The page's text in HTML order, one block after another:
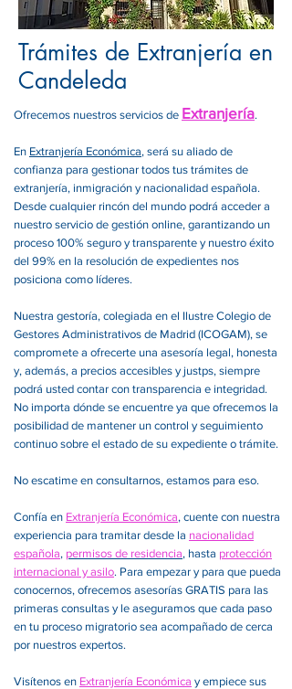
Trámites de Extranjería en
Candeleda
Ofrecemos nuestros servicios de Extranjería.
En Extranjería Económica, será su aliado de
confianza para gestionar todos tus trámites de
extranjería, inmigración y nacionalidad española.
Desde cualquier rincón del mundo podrá acceder a
nuestro servicio de gestión online, garantizando un
proceso 100% seguro y transparente y nuestro éxito
del 99% en la resolución de expedientes nos
posiciona como líderes.
Nuestra gestoría, colegiada en el Ilustre Colegio de
Gestores Administrativos de Madrid (ICOGAM), se
compromete a ofrecerte una asesoría legal, honesta
y, además, a precios accesibles y justps, siempre
podrá usted contar con transparencia e integridad.
No importa dónde se encuentre ya que ofrecemos la
posibilidad de mantener un control y seguimiento
continuo sobre el estado de su expediente o trámite.
No escatime en consultarnos, estamos para eso.
Confía en Extranjería Económica, cuente con nuestra
experiencia para tramitar desde la nacionalidad
española, permisos de residencia, hasta protección
internacional y asilo. Para empezar y para que pueda
conocernos, ofrecemos asesorías GRATIS para las
primeras consultas y le aseguramos que cada paso
en tu proceso migratorio sea acompañado de cerca
por nuestros expertos.
Visítenos en Extranjería Económica y empiece sus